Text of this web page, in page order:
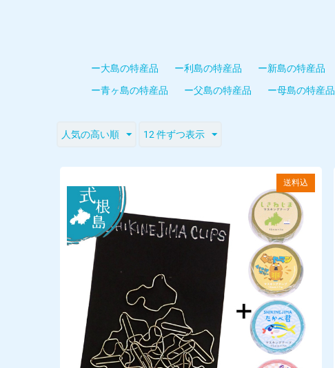
ー大島の特産品 ー利島の特産品 ー新島の特産品
ー青ヶ島の特産品
ー父島の特産品 ー母島の特産品
人気の高い順 12 件ずつ表示
送料込